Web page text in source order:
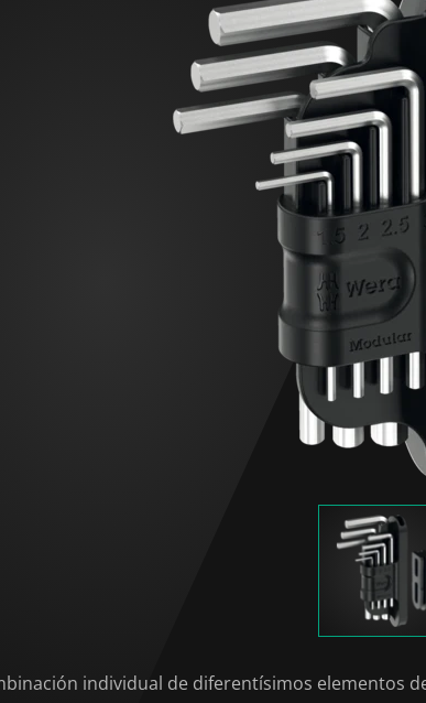
individual de diferentísimos elementos